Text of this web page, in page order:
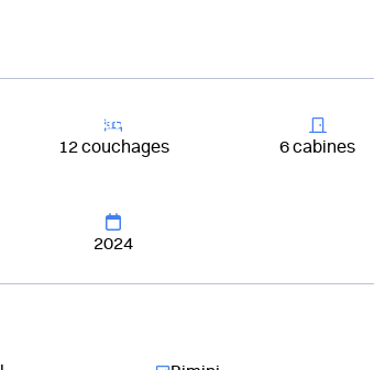
Louer un bateau
12 couchages 6 cabines
2024